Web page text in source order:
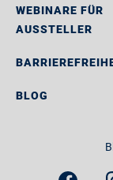
WEBINARE FÜR
AUSSTELLER
BLOG